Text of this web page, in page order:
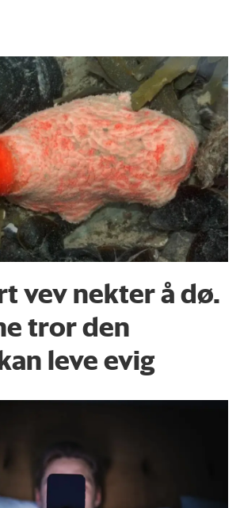
vev nekter å dø.
tror den
leve evig